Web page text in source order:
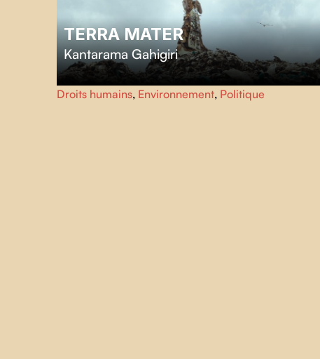
TERRA MATER
Kantarama Gahigiri
Elle se dresse comme une déesse des déchets
technologiques, entourée de montagnes de plastique et
Droits humains, Environnement, Politique